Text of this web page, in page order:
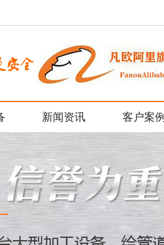
新闻资讯 客户案例